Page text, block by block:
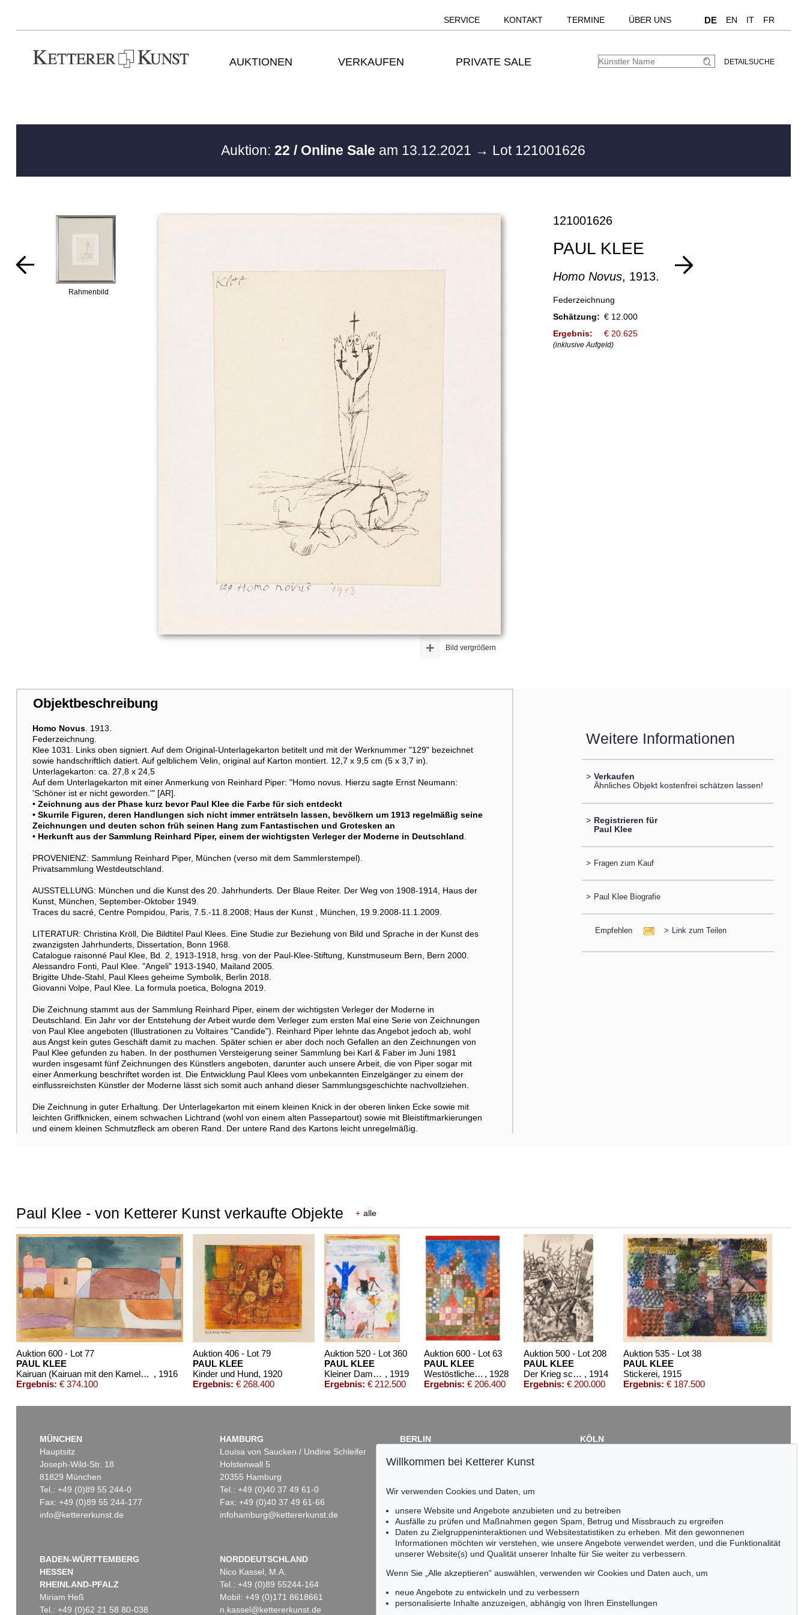
SERVICE KONTAKT TERMINE ÜBER UNS DE EN IT FR
AUKTIONEN VERKAUFEN PRIVATE SALE DETAILSUCHE
Auktion:22 / Online Sale am 13.12.2021 → Lot 121001626
Rahmenbild
Bild vergrößern
+
121001626
PAUL KLEE
Homo Novus, 1913.
Federzeichnung
Schätzung: € 12.000
Ergebnis:
€ 20.625
(inklusive Aufgeld)
Objektbeschreibung
Homo Novus. 1913.
Federzeichnung.
Klee 1031. Links oben signiert. Auf dem Original-Unterlagekarton betitelt und mit der Werknummer "129" bezeichnet
sowie handschriftlich datiert. Auf gelblichem Velin, original auf Karton montiert. 12,7 x 9,5 cm (5 x 3,7 in).
Unterlagekarton: ca. 27,8 x 24,5
Auf dem Unterlagekarton mit einer Anmerkung von Reinhard Piper: "Homo novus. Hierzu sagte Ernst Neumann:
'Schöner ist er nicht geworden.'" [AR].
• Zeichnung aus der Phase kurz bevor Paul Klee die Farbe für sich entdeckt
• Skurrile Figuren, deren Handlungen sich nicht immer enträtseln lassen, bevölkern um 1913 regelmäßig seine
Zeichnungen und deuten schon früh seinen Hang zum Fantastischen und Grotesken an
• Herkunft aus der Sammlung Reinhard Piper, einem der wichtigsten Verleger der Moderne in Deutschland.
PROVENIENZ: Sammlung Reinhard Piper, München (verso mit dem Sammlerstempel).
Privatsammlung Westdeutschland.
AUSSTELLUNG: München und die Kunst des 20. Jahrhunderts. Der Blaue Reiter. Der Weg von 1908-1914, Haus der
Kunst, München, September-Oktober 1949.
Traces du sacré, Centre Pompidou, Paris, 7.5.-11.8.2008; Haus der Kunst , München, 19.9.2008-11.1.2009.
LITERATUR: Christina Kröll, Die Bildtitel Paul Klees. Eine Studie zur Beziehung von Bild und Sprache in der Kunst des
zwanzigsten Jahrhunderts, Dissertation, Bonn 1968.
Catalogue raisonné Paul Klee, Bd. 2, 1913-1918, hrsg. von der Paul-Klee-Stiftung, Kunstmuseum Bern, Bern 2000.
Alessandro Fonti, Paul Klee. "Angeli" 1913-1940, Mailand 2005.
Brigitte Uhde-Stahl, Paul Klees geheime Symbolik, Berlin 2018.
Giovanni Volpe, Paul Klee. La formula poetica, Bologna 2019.
Die Zeichnung stammt aus der Sammlung Reinhard Piper, einem der wichtigsten Verleger der Moderne in
Deutschland. Ein Jahr vor der Entstehung der Arbeit wurde dem Verleger zum ersten Mal eine Serie von Zeichnungen
von Paul Klee angeboten (Illustrationen zu Voltaires "Candide"). Reinhard Piper lehnte das Angebot jedoch ab, wohl
aus Angst kein gutes Geschäft damit zu machen. Später schien er aber doch noch Gefallen an den Zeichnungen von
Paul Klee gefunden zu haben. In der posthumen Versteigerung seiner Sammlung bei Karl & Faber im Juni 1981
wurden insgesamt fünf Zeichnungen des Künstlers angeboten, darunter auch unsere Arbeit, die von Piper sogar mit
einer Anmerkung beschriftet worden ist. Die Entwicklung Paul Klees vom unbekannten Einzelgänger zu einem der
einflussreichsten Künstler der Moderne lässt sich somit auch anhand dieser Sammlungsgeschichte nachvollziehen.
Die Zeichnung in guter Erhaltung. Der Unterlagekarton mit einem kleinen Knick in der oberen linken Ecke sowie mit
leichten Griffknicken, einem schwachen Lichtrand (wohl von einem alten Passepartout) sowie mit Bleistiftmarkierungen
und einem kleinen Schmutzfleck am oberen Rand. Der untere Rand des Kartons leicht unregelmäßig.
Weitere Informationen
> Verkaufen
Ähnliches Objekt kostenfrei schätzen lassen!
> Registrieren für
Paul Klee
> Fragen zum Kauf
> Paul Klee Biografie
Empfehlen > Link zum Teilen
Paul Klee - von Ketterer Kunst verkaufte Objekte + alle
Auktion 600 - Lot 77
PAUL KLEE
Kairuan (Kairuan mit den Kamelen und dem Esel) , 1916
Ergebnis: € 374.100
Auktion 406 - Lot 79
PAUL KLEE
Kinder und Hund, 1920
Ergebnis: € 268.400
Auktion 520 - Lot 360
PAUL KLEE
Kleiner Dampfer , 1919
Ergebnis: € 212.500
Auktion 600 - Lot 63
PAUL KLEE
Westöstliche Bauten , 1928
Ergebnis: € 206.400
Auktion 500 - Lot 208
PAUL KLEE
Der Krieg schreitet über eine Ortschaft , 1914
Ergebnis: € 200.000
Auktion 535 - Lot 38
PAUL KLEE
Stickerei, 1915
Ergebnis: € 187.500
Auktion 520 - Lot 377
Auktion 525 - Lot 249
Auktion 520 - Lot 375
PAUL KLEE
Grundverhexte Landschaft
, 1924
Ergebnis:€ 118.750
Auktion 545 - Lot 40
PAUL KLEE
Das Fenster
, 1914
Ergebnis:€ 114.300
Auktion 436 - Lot 259
PAUL KLEE
, 1939
Ergebnis:€ 106.250
MÜNCHEN
Hauptsitz
Joseph-Wild-Str. 18
81829 München
Tel.: +49 (0)89 55 244-0
Fax: +49 (0)89 55 244-177
info@kettererkunst.de
HAMBURG
Louisa von Saucken / Undine Schleifer
Holstenwall 5
20355 Hamburg
Tel.: +49 (0)40 37 49 61-0
Fax: +49 (0)40 37 49 61-66
infohamburg@kettererkunst.de
BERLIN
Fasanenstr. 70
Tel.: +49 (0)30 88 67 53-63
infoberlin@kettererkunst.de
KÖLN
BADEN-WÜRTTEMBERG
HESSEN
RHEINLAND-PFALZ
Miriam Heß
Tel.: +49 (0)62 21 58 80-038
NORDDEUTSCHLAND
Nico Kassel, M.A.
Tel.: +49 (0)89 55244-164
Mobil: +49 (0)171 8618661
n.kassel@kettererkunst.de
Keine Auktion mehr verpassen!
Wir informieren Sie rechtzeitig.
Willkommen bei Ketterer Kunst
Wir verwenden Cookies und Daten, um
unsere Website und Angebote anzubieten und zu betreiben
Ausfälle zu prüfen und Maßnahmen gegen Spam, Betrug und Missbrauch zu ergreifen
Daten zu Zielgruppeninteraktionen und Websitestatistiken zu erheben. Mit den gewonnenen
Informationen möchten wir verstehen, wie unsere Angebote verwendet werden, und die Funktionalität
unserer Website(s) und Qualität unserer Inhalte für Sie weiter zu verbessern.
Wenn Sie „Alle akzeptieren“ auswählen, verwenden wir Cookies und Daten auch, um
neue Angebote zu entwickeln und zu verbessern
personalisierte Inhalte anzuzeigen, abhängig von Ihren Einstellungen